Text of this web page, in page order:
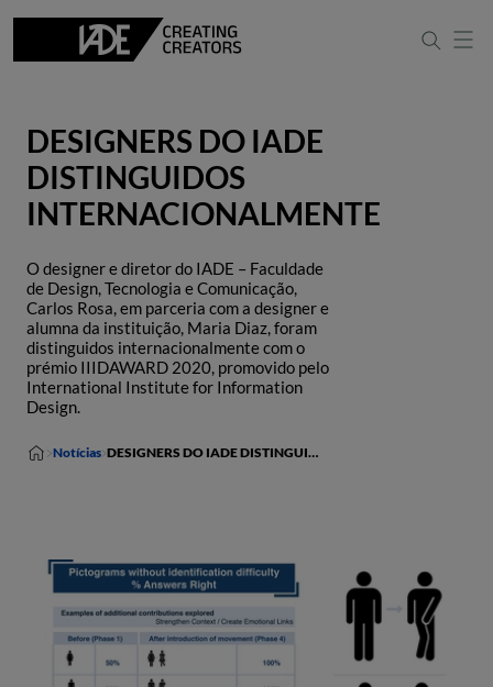
DESIGNERS DO IADE
DISTINGUIDOS
INTERNACIONALMENTE
O designer e diretor do IADE – Faculdade
de Design, Tecnologia e Comunicação,
Carlos Rosa, em parceria com a designer e
alumna da instituição, Maria Diaz, foram
distinguidos internacionalmente com o
prémio IIIDAWARD 2020, promovido pelo
International Institute for Information
Design.
Notícias DESIGNERS DO IADE DISTINGUIDOS INTERNACIONALMENTE